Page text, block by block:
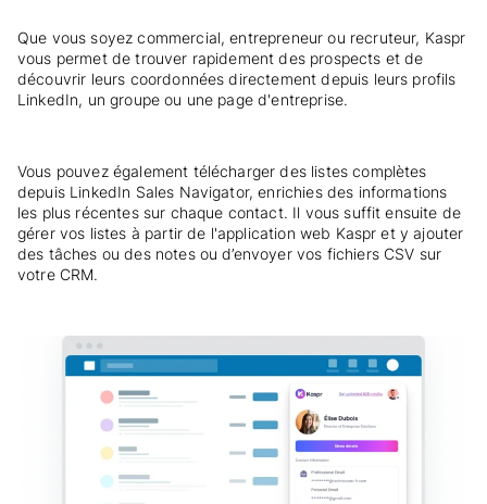
Que vous soyez commercial, entrepreneur ou recruteur, Kaspr
vous permet de trouver rapidement des prospects et de
découvrir leurs coordonnées directement depuis leurs profils
LinkedIn, un groupe ou une page d'entreprise.
Vous pouvez également télécharger des listes complètes
depuis LinkedIn Sales Navigator, enrichies des informations
les plus récentes sur chaque contact. Il vous suffit ensuite de
gérer vos listes à partir de l'application web Kaspr et y ajouter
des tâches ou des notes ou d’envoyer vos fichiers CSV sur
votre CRM.